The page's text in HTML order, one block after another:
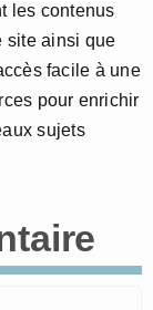
les contenus
site ainsi que
facile à une
pour enrichir
sujets